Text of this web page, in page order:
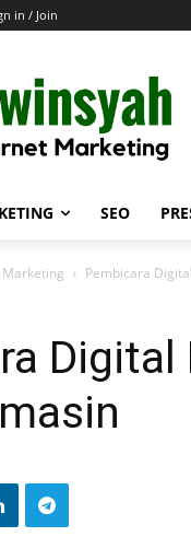
in / Join
SEO
Pembicara